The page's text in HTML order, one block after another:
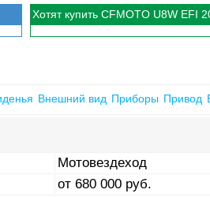
Хотят купить CFMOTO U8W EFI
Внешний вид Приборы Привод
Мотовездеход
от 680 000 руб.